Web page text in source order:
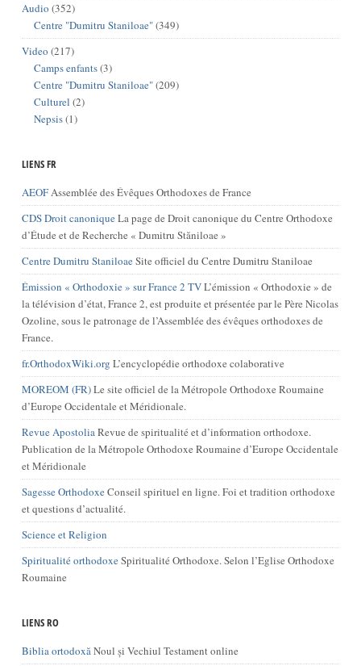
Audio (352)
Centre "Dumitru Staniloae"(349)
Video (217)
Camps enfants(3)
Centre "Dumitru Staniloae"(209)
Culturel (2)
Nepsis(1)
LIENS FR
AEOFAssemblée des Évêques Orthodoxes de France
CDS Droit canoniqueLa page de Droit canonique du Centre Orthodoxe
d’Étude et de Recherche « Dumitru Stăniloae »
Centre Dumitru StaniloaeSite officiel du Centre Dumitru Staniloae
Émission « Orthodoxie » sur France 2 TVL’émission « Orthodoxie » de
la télévision d’état, France 2, est produite et présentée par le Père Nicolas
Ozoline, sous le patronage de l’Assemblée des évêques orthodoxes de
France.
fr.OrthodoxWiki.org L’encyclopédie orthodoxe colaborative
MOREOM (FR)Le site officiel de la Métropole Orthodoxe Roumaine
d’Europe Occidentale et Méridionale.
Revue ApostoliaRevue de spiritualité et d’information orthodoxe.
Publication de la Métropole Orthodoxe Roumaine d’Europe Occidentale
et Méridionale
Sagesse OrthodoxeConseil spirituel en ligne. Foi et tradition orthodoxe
et questions d’actualité.
Science et Religion
Spiritualité orthodoxeSpiritualité Orthodoxe. Selon l’Eglise Orthodoxe
Roumaine
LIENS RO
Biblia ortodoxăNoul și Vechiul Testament online